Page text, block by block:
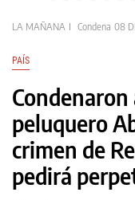
LA MAÑANA Condena 08
PAÍS
peluquero
crimen de
pedirá